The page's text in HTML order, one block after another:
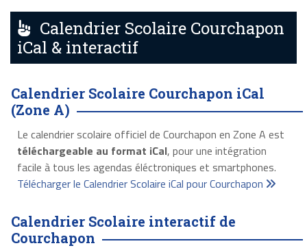
Calendrier Scolaire Courchapon
iCal & interactif
Calendrier Scolaire Courchapon iCal
(Zone A)
Le calendrier scolaire officiel de Courchapon en Zone A est
téléchargeable au format iCal, pour une intégration
facile à tous les agendas éléctroniques et smartphones.
Télécharger le Calendrier Scolaire iCal pour Courchapon
Calendrier Scolaire interactif de
Courchapon